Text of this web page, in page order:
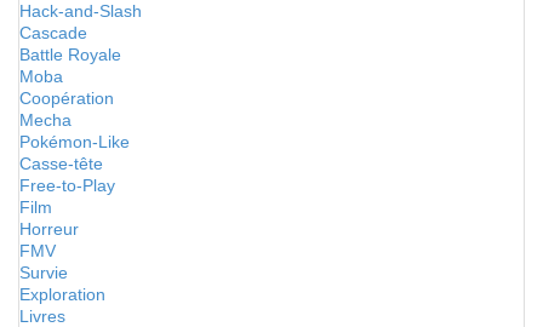
Hack-and-Slash
Cascade
Battle Royale
Moba
Coopération
Mecha
Pokémon-Like
Casse-tête
Free-to-Play
Film
Horreur
FMV
Survie
Exploration
Livres